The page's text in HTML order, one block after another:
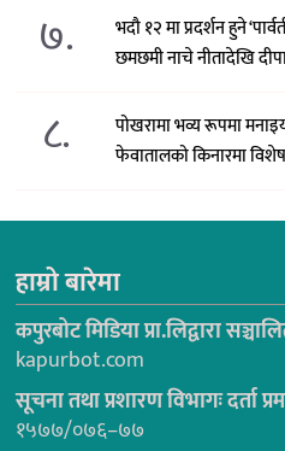
७.
भदौ १२ मा प्रदर्शन हुने
छमछमी नाचे नीतादेखि
८.
पोखरामा भव्य रूपमा
फेवातालको किनारमा
हाम्रो बारेमा
कपुरबोट मिडिया प्रा.लिद्वारा
kapurbot.com
सूचना तथा प्रशारण विभागः दर्ता
१५७७/०७६–७७